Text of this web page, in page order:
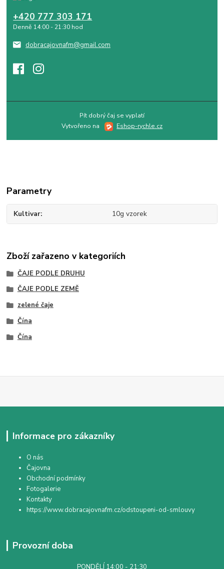
+420 777 303 171
Denně 14:00 - 21:30 hod
dobracajovnafm@gmail.com
Pít dobrý čaj se vyplatí
Vytvořeno na
Eshop-rychle.cz
Parametry
Kultivar 10g vzorek
Zboží zařazeno v kategoriích
ČAJE PODLE DRUHU
ČAJE PODLE ZEMĚ
zelené čaje
Čína
Čína
Informace pro zákazníky
O nás
Čajovna
Obchodní podmínky
Fotogalerie
Kontakty
https://www.dobracajovnafm.cz/odstoupeni-od-smlouvy
Provozní doba
PONDĚLÍ 14:00 - 21:30